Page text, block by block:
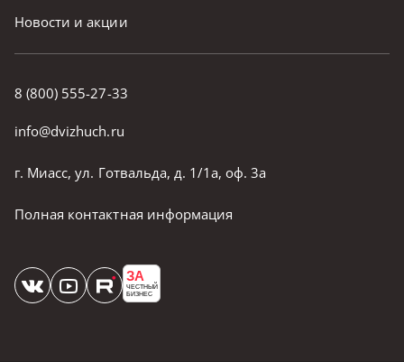
8 (800) 555-27-33
info@dvizhuch.ru
г. Миасс, ул. Готвальда, д. 1/1а, оф. 3а
Полная контактная информация
ЗА
ЧЕСТНЫЙ
БИЗНЕС
Новости и акции